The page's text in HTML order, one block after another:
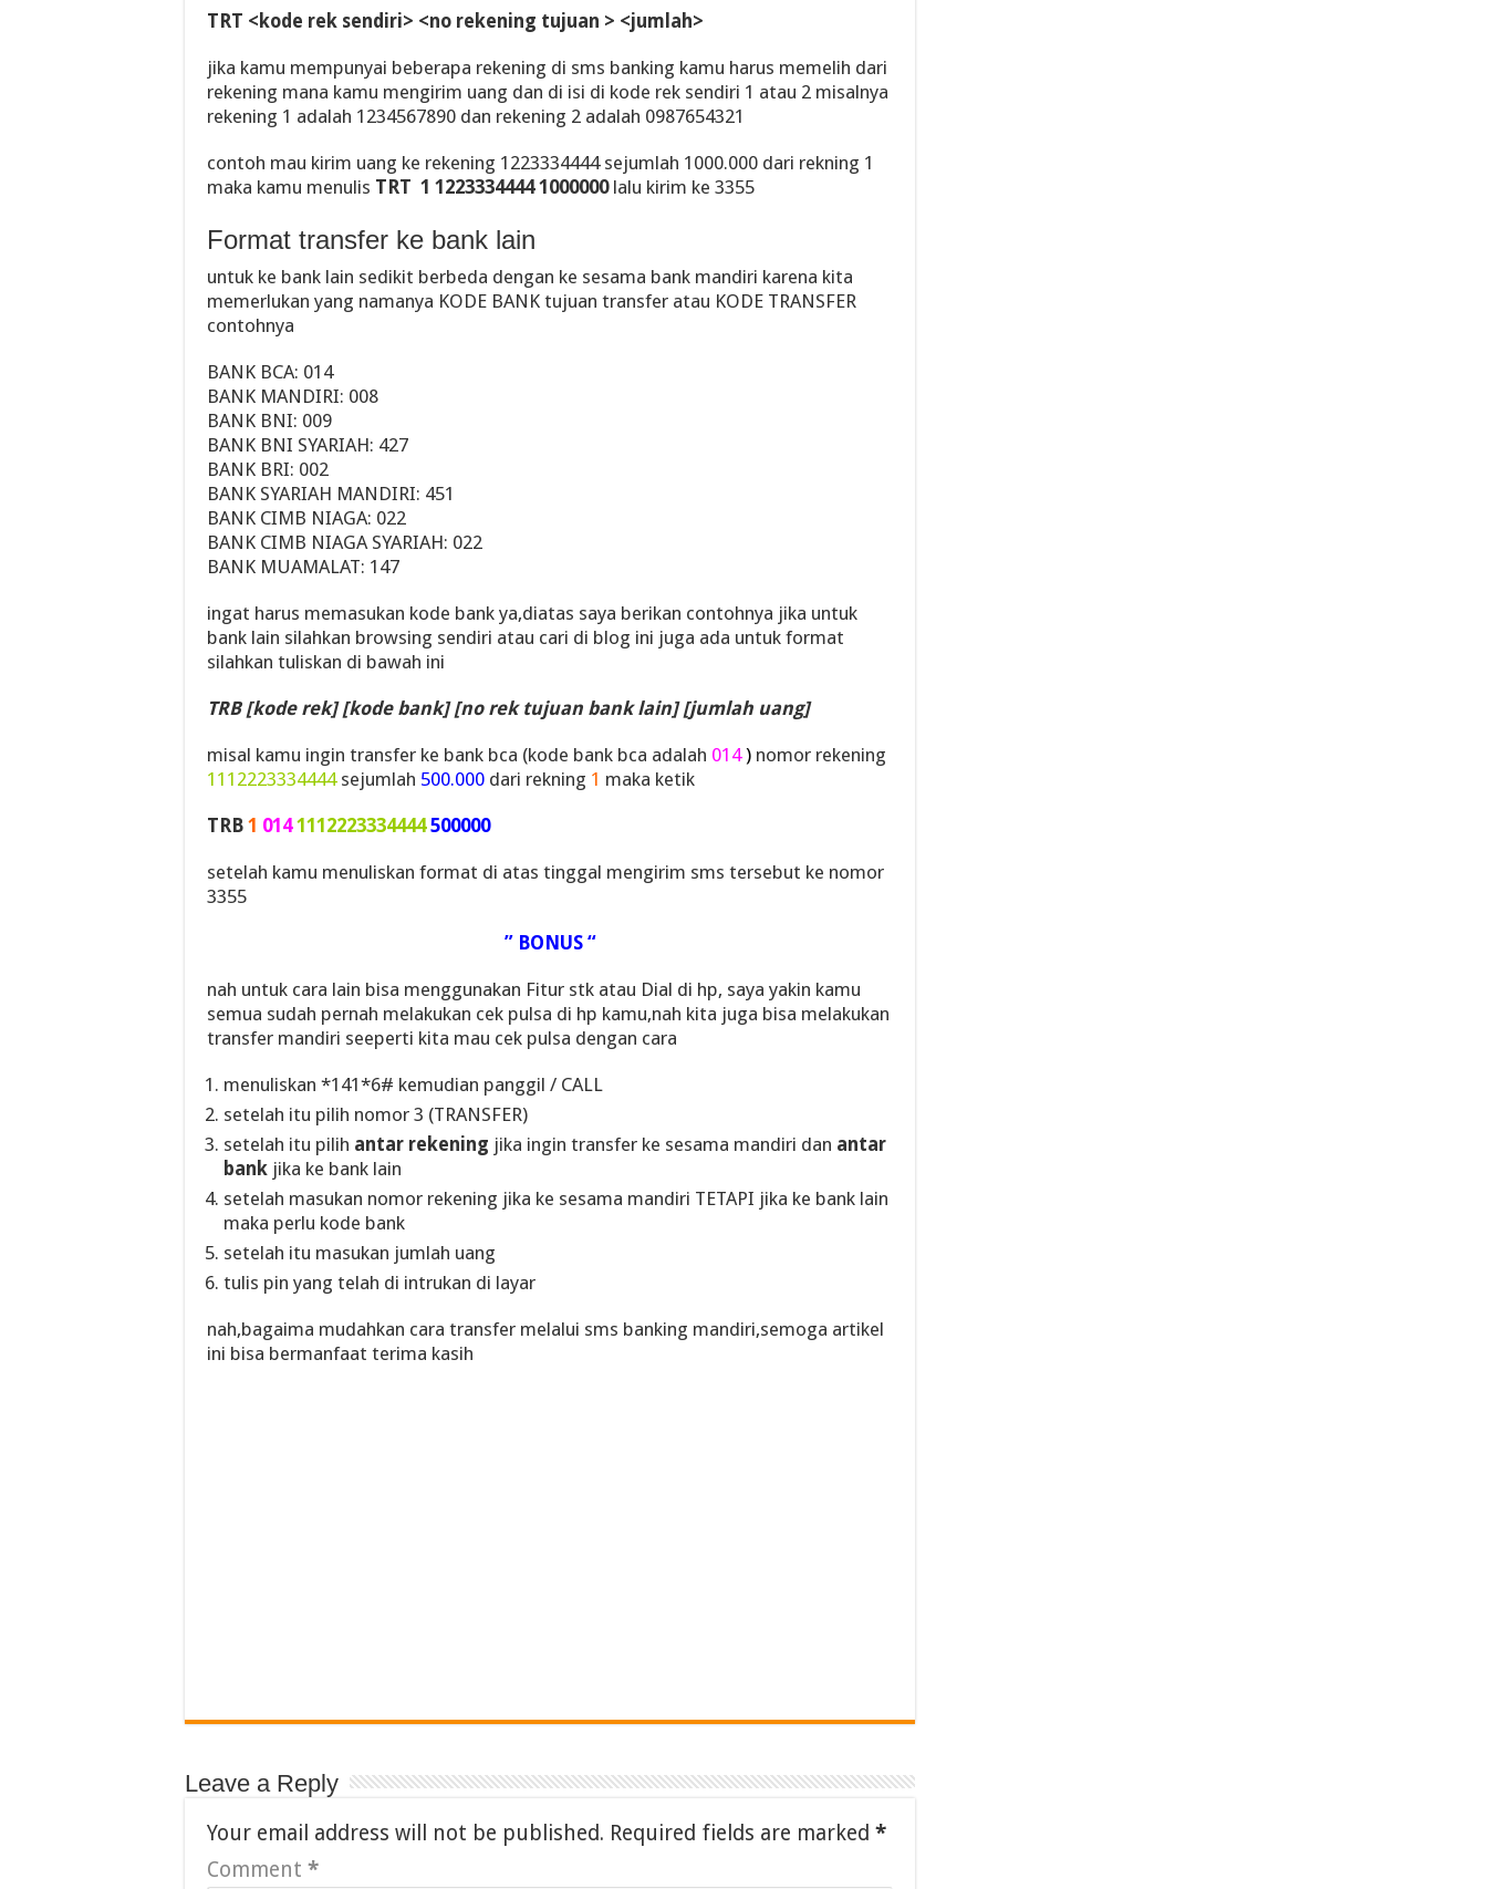
TRT <kode rek sendiri> <no rekening tujuan > <jumlah>
jika kamu mempunyai beberapa rekening di sms banking kamu harus memelih dari
rekening mana kamu mengirim uang dan di isi di kode rek sendiri 1 atau 2 misalnya
rekening 1 adalah 1234567890 dan rekening 2 adalah 0987654321
contoh mau kirim uang ke rekening 1223334444 sejumlah 1000.000 dari rekning 1
maka kamu menulis TRT 1 1223334444 1000000lalu kirim ke 3355
Format transfer ke bank lain
untuk ke bank lain sedikit berbeda dengan ke sesama bank mandiri karena kita
memerlukan yang namanya KODE BANK tujuan transfer atau KODE TRANSFER
contohnya
BANK BCA: 014
BANK MANDIRI: 008
BANK BNI: 009
BANK BNI SYARIAH: 427
BANK BRI: 002
BANK SYARIAH MANDIRI: 451
BANK CIMB NIAGA: 022
BANK CIMB NIAGA SYARIAH: 022
BANK MUAMALAT: 147
ingat harus memasukan kode bank ya,diatas saya berikan contohnya jika untuk
bank lain silahkan browsing sendiri atau cari di blog ini juga ada untuk format
silahkan tuliskan di bawah ini
TRB [kode rek] [kode bank] [no rek tujuan bank lain] [jumlah uang]
misal kamu ingin transfer ke bank bca (kode bank bca adalah 014) nomor rekening
1112223334444sejumlah 500.000 dari rekning 1 maka ketik
TRB 1 0141112223334444500000
setelah kamu menuliskan format di atas tinggal mengirim sms tersebut ke nomor
3355
” BONUS “
nah untuk cara lain bisa menggunakan Fitur stk atau Dial di hp, saya yakin kamu
semua sudah pernah melakukan cek pulsa di hp kamu,nah kita juga bisa melakukan
transfer mandiri seeperti kita mau cek pulsa dengan cara
menuliskan *141*6# kemudian panggil / CALL
setelah itu pilih nomor 3 (TRANSFER)
setelah itu pilih antar rekening jika ingin transfer ke sesama mandiri dan antar
bank jika ke bank lain
setelah masukan nomor rekening jika ke sesama mandiri TETAPI jika ke bank lain
maka perlu kode bank
setelah itu masukan jumlah uang
tulis pin yang telah di intrukan di layar
nah,bagaima mudahkan cara transfer melalui sms banking mandiri,semoga artikel
ini bisa bermanfaat terima kasih
Leave a Reply
Your email address will not be published. Required fields are marked *
Comment *